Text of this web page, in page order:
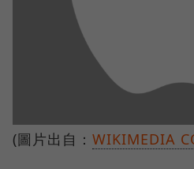
(圖片出自： WIKIMEDIA